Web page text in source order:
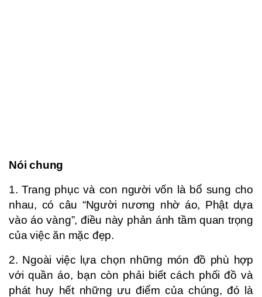
Nói chung
1. Trang phục và con người vốn là bổ sung cho
nhau, có câu “Người nương nhờ áo, Phật dựa
vào áo vàng”, điều này phản ánh tầm quan trọng
của việc ăn mặc đẹp.
2. Ngoài việc lựa chọn những món đồ phù hợp
với quần áo, bạn còn phải biết cách phối đồ và
phát huy hết những ưu điểm của chúng, đó là